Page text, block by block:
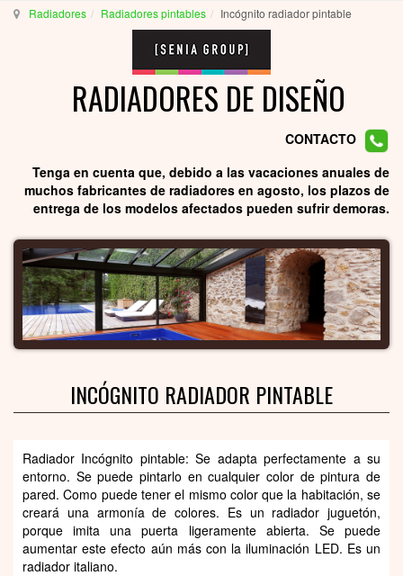
Radiadores Radiadores pintables Incógnito radiador pintable
RADIADORES DE DISEÑO
CONTACTO
Tenga en cuenta que, debido a las vacaciones anuales de
muchos fabricantes de radiadores en agosto, los plazos de
entrega de los modelos afectados pueden sufrir demoras.
INCÓGNITO RADIADOR PINTABLE
Radiador Incógnito pintable: Se adapta perfectamente a su
entorno. Se puede pintarlo en cualquier color de pintura de
pared. Como puede tener el mismo color que la habitación, se
creará una armonía de colores. Es un radiador juguetón,
porque imita una puerta ligeramente abierta. Se puede
aumentar este efecto aún más con la iluminación LED. Es un
radiador italiano.